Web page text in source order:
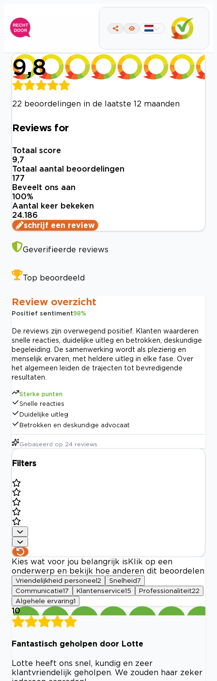
9,8
22 beoordelingen in de laatste 12 maanden
Reviews for
Totaal score
9,7
Totaal aantal beoordelingen
177
Beveelt ons aan
100%
Aantal keer bekeken
24.186
schrijf een review
Geverifieerde reviews
Top beoordeeld
Review overzicht
Positief sentiment98%
De reviews zijn overwegend positief. Klanten waarderen
snelle reacties, duidelijke uitleg en betrokken, deskundige
begeleiding. De samenwerking wordt als plezierig en
menselijk ervaren, met heldere uitleg in elke fase. Over
het algemeen leiden de trajecten tot bevredigende
resultaten.
Sterke punten
Snelle reacties
Duidelijke uitleg
Betrokken en deskundige advocaat
Gebaseerd op 24 reviews
Filters
Kies wat voor jou belangrijk is Klik op een
onderwerp en bekijk hoe anderen dit beoordelen
Vriendelijkheid personeel 2 Snelheid7
Communicatie17 Klantenservice15 Professionaliteit22
Algehele ervaring1
10
Fantastisch geholpen door Lotte
Lotte heeft ons snel, kundig en zeer
klantvriendelijk geholpen. We zouden haar zeker